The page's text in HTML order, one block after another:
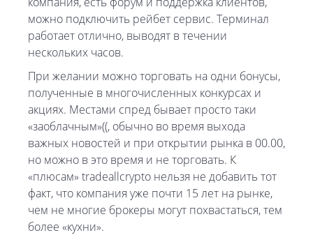
можно подключить рейбет сервис. Терминал
работает отлично, выводят в течении
нескольких часов.
При желании можно торговать на одни бонусы,
полученные в многочисленных конкурсах и
акциях. Местами спред бывает просто таки
«заоблачным»((, обычно во время выхода
важных новостей и при открытии рынка в 00.00,
но можно в это время и не торговать. К
«плюсам» tradeallcrypto нельзя не добавить тот
факт, что компания уже почти 15 лет на рынке,
чем не многие брокеры могут похвастаться, тем
более «кухни».